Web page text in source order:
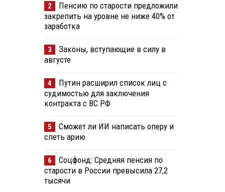
2
Пенсию по старости предложили
закрепить на уровне не ниже 40% от
заработка
3
Законы, вступающие в силу в
августе
4
Путин расширил список лиц с
судимостью для заключения
контракта с ВС РФ
5
Сможет ли ИИ написать оперу и
спеть арию
6
Соцфонд: Средняя пенсия по
старости в России превысила 27,2
тысячи